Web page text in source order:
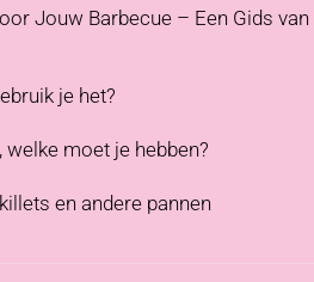
Jouw Barbecue – Een Gids van
je het?
moet je hebben?
en andere pannen